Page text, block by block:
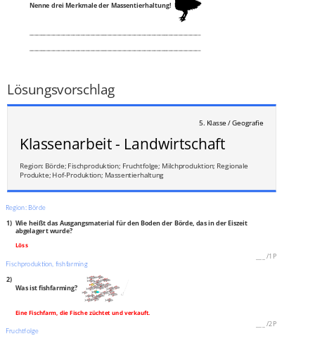
Nenne drei Merkmale der Massentierhaltung!
Lösungsvorschlag
5. Klasse / Geografie
Klassenarbeit - Landwirtschaft
Region: Börde; Fischproduktion; Fruchtfolge; Milchproduktion; Regionale
Produkte; Hof-Produktion; Massentierhaltung
Region: Börde
1) Wie heißt das Ausgangsmaterial für den Boden der Börde, das in der Eiszeit
abgelagert wurde?
Löss
/1P
Fischproduktion, fishfarming
2)
Was ist fishfarming?
Eine Fischfarm, die Fische züchtet und verkauft.
/2P
Fruchtfolge